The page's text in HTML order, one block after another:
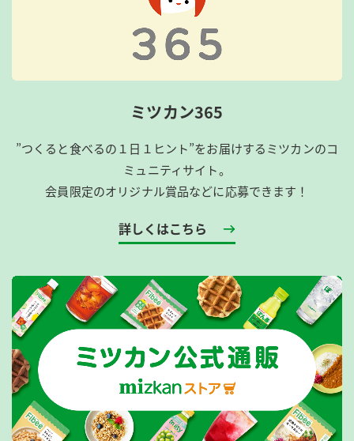
ミツカン365
”つくると食べるの１日１ヒント”をお届けするミツカンのコ
ミュニティサイト。
会員限定のオリジナル賞品などに応募できます！
詳しくはこちら